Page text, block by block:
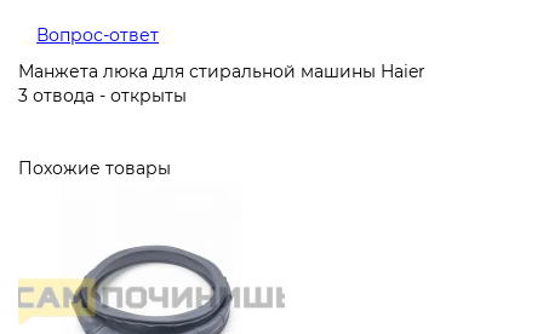
Вопрос-ответ
Манжета люка для стиральной машины Haier
3 отвода - открыты
Похожие товары